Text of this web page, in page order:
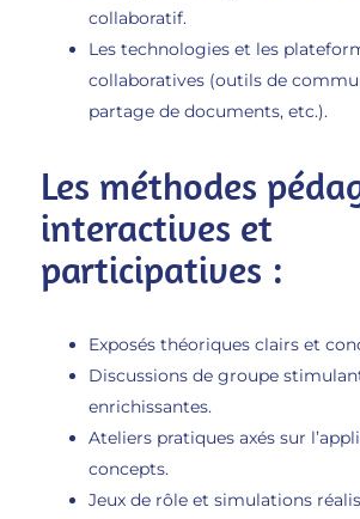
collaboratif.
Les technologies et les
collaboratives (outils de
partage de documents, etc.).
Les méthodes
interactives et
participatives :
Exposés théoriques clairs et
Discussions de groupe
enrichissantes.
Ateliers pratiques axés sur
concepts.
Jeux de rôle et simulations